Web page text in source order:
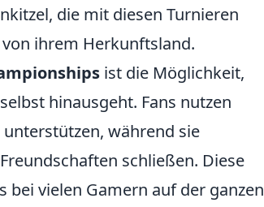
die mit diesen Turnieren
ihrem Herkunftsland.
ist die Möglichkeit,
hinausgeht. Fans nutzen
während sie
schließen. Diese
bei vielen Gamern auf der ganzen